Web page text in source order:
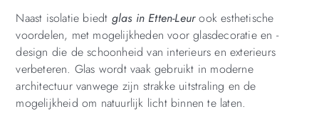
Naast isolatie biedt glas in Etten-Leurook esthetische
voordelen, met mogelijkheden voor glasdecoratie en -
design die de schoonheid van interieurs en exterieurs
verbeteren. Glas wordt vaak gebruikt in moderne
architectuur vanwege zijn strakke uitstraling en de
mogelijkheid om natuurlijk licht binnen te laten.